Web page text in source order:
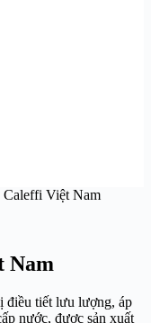
Caleffi Việt Nam
Nam
điều tiết lưu lượng, áp
nước, được sản xuất